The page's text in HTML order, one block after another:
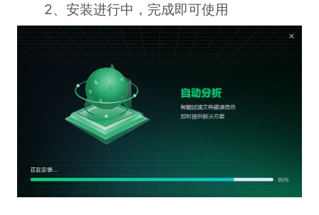
2、安装进行中，完成即可使用